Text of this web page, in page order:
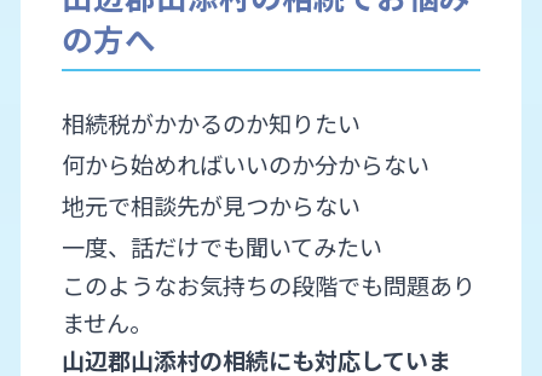
の方へ
相続税がかかるのか知りたい
何から始めればいいのか分からない
地元で相談先が見つからない
一度、話だけでも聞いてみたい
このようなお気持ちの段階でも問題あり
ません。
山辺郡山添村の相続にも対応していま